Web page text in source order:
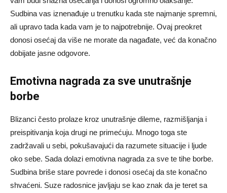
Sudbina vas iznenađuje u trenutku kada ste najmanje spremni,
ali upravo tada kada vam je to najpotrebnije. Ovaj preokret
donosi osećaj da više ne morate da nagađate, već da konačno
dobijate jasne odgovore.
Emotivna nagrada za sve unutrašnje
borbe
Blizanci često prolaze kroz unutrašnje dileme, razmišljanja i
preispitivanja koja drugi ne primećuju. Mnogo toga ste
zadržavali u sebi, pokušavajući da razumete situacije i ljude
oko sebe. Sada dolazi emotivna nagrada za sve te tihe borbe.
Sudbina briše stare povrede i donosi osećaj da ste konačno
shvaćeni. Suze radosnice javljaju se kao znak da je teret sa